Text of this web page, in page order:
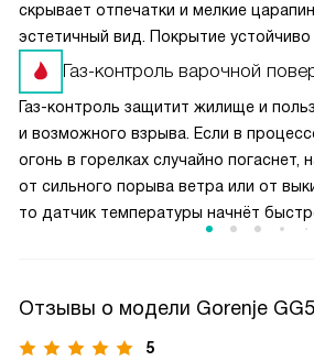
скрывает отпечатки и мелкие
эстетичный вид. Покрытие
температурам, не желтеет и не
SilverMatte легко очищается: жир и
в структуру, достаточно влажной
Газ-контроль варочной
Газ-контроль защитит жилище и
и возможного взрыва. Если в
огонь в горелках случайно погаснет,
от сильного порыва ветра или от
то датчик температуры начнёт
Отзывы о модели Gorenje
5